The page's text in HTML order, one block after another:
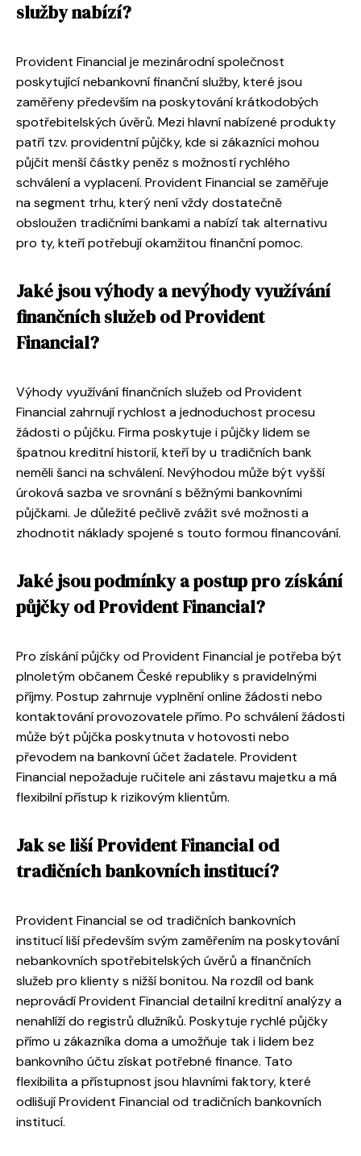
služby nabízí?
Provident Financial je mezinárodní společnost
poskytující nebankovní finanční služby, které jsou
zaměřeny především na poskytování krátkodobých
spotřebitelských úvěrů. Mezi hlavní nabízené produkty
patří tzv. providentní půjčky, kde si zákazníci mohou
půjčit menší částky peněz s možností rychlého
schválení a vyplacení. Provident Financial se zaměřuje
na segment trhu, který není vždy dostatečně
obsloužen tradičními bankami a nabízí tak alternativu
pro ty, kteří potřebují okamžitou finanční pomoc.
Jaké jsou výhody a nevýhody využívání
finančních služeb od Provident
Financial?
Výhody využívání finančních služeb od Provident
Financial zahrnují rychlost a jednoduchost procesu
žádosti o půjčku. Firma poskytuje i půjčky lidem se
špatnou kreditní historií, kteří by u tradičních bank
neměli šanci na schválení. Nevýhodou může být vyšší
úroková sazba ve srovnání s běžnými bankovními
půjčkami. Je důležité pečlivě zvážit své možnosti a
zhodnotit náklady spojené s touto formou financování.
Jaké jsou podmínky a postup pro získání
půjčky od Provident Financial?
Pro získání půjčky od Provident Financial je potřeba být
plnoletým občanem České republiky s pravidelnými
příjmy. Postup zahrnuje vyplnění online žádosti nebo
kontaktování provozovatele přímo. Po schválení žádosti
může být půjčka poskytnuta v hotovosti nebo
převodem na bankovní účet žadatele. Provident
Financial nepožaduje ručitele ani zástavu majetku a má
flexibilní přístup k rizikovým klientům.
Jak se liší Provident Financial od
tradičních bankovních institucí?
Provident Financial se od tradičních bankovních
institucí liší především svým zaměřením na poskytování
nebankovních spotřebitelských úvěrů a finančních
služeb pro klienty s nižší bonitou. Na rozdíl od bank
neprovádí Provident Financial detailní kreditní analýzy a
nenahlíží do registrů dlužníků. Poskytuje rychlé půjčky
přímo u zákazníka doma a umožňuje tak i lidem bez
bankovního účtu získat potřebné finance. Tato
flexibilita a přístupnost jsou hlavními faktory, které
odlišují Provident Financial od tradičních bankovních
institucí.